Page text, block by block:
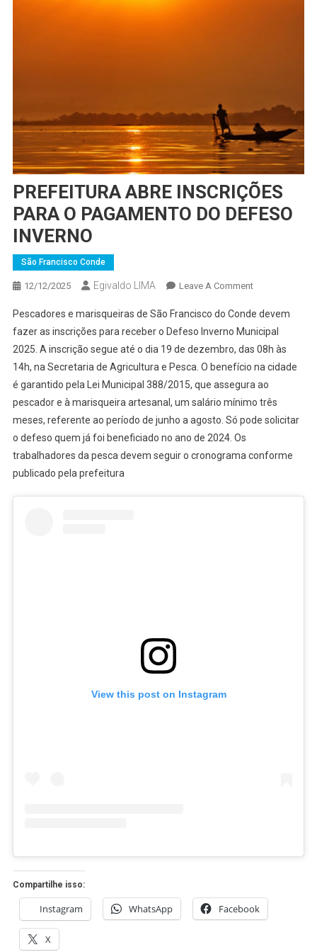
PREFEITURA ABRE INSCRIÇÕES
PARA O PAGAMENTO DO DEFESO
INVERNO
São Francisco Conde
12/12/2025 Egivaldo LIMA Leave A CommentOn
ABRE
INSCRIÇÕES
PARA
O
PAGAMENTO
DO
DEFESO
Pescadores e marisqueiras de São Francisco do Conde devem
fazer as inscrições para receber o Defeso Inverno Municipal
2025. A inscrição segue até o dia 19 de dezembro, das 08h às
14h, na Secretaria de Agricultura e Pesca. O benefício na cidade
é garantido pela Lei Municipal 388/2015, que assegura ao
pescador e à marisqueira artesanal, um salário mínimo três
meses, referente ao período de junho a agosto. Só pode solicitar
o defeso quem já foi beneficiado no ano de 2024. Os
trabalhadores da pesca devem seguir o cronograma conforme
publicado pela prefeitura
View this post on Instagram
Compartilhe isso:
Instagram WhatsApp Facebook
X